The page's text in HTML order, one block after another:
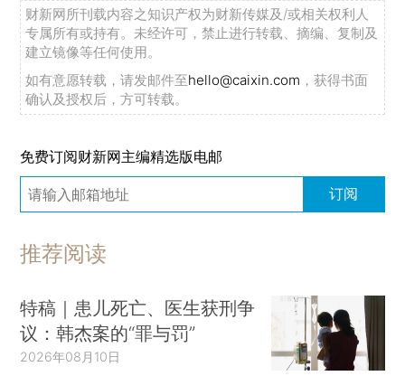
财新网所刊载内容之知识产权为财新传媒及/或相关权利人
专属所有或持有。未经许可，禁止进行转载、摘编、复制及
建立镜像等任何使用。
如有意愿转载，请发邮件至hello@caixin.com ，获得书面
确认及授权后，方可转载。
免费订阅财新网主编精选版电邮
订阅
推荐阅读
特稿｜患儿死亡、医生获刑争
议：韩杰案的“罪与罚”
2026年08月10日